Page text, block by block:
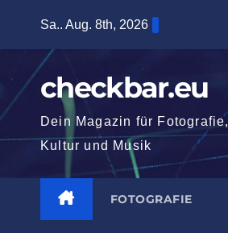
springen
Sa.. Aug. 8th, 2026
checkbar.eu
Dein Magazin für Fotografie,
Kultur und Musik
FOTOGRAFIE